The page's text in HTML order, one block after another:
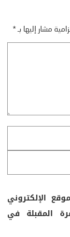
مشار إليها بـ*
الإلكتروني
المقبلة في